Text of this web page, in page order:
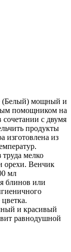
(Белый) мощный и
помощником на
с двумя
продукты
изготовлена из
мелко
орехи. Венчик
мл
блинов или
и красивый
равнодушной